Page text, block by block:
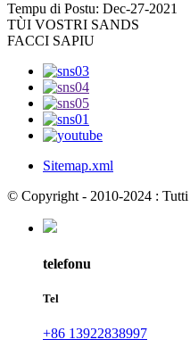
Tempu di Postu: Dec-27-2021
TÙI VOSTRI SANDS
FACCI SAPIU
Sitemap.xml
© Copyright - 2010-2024 :
telefonu
Tel
+86 13922838997